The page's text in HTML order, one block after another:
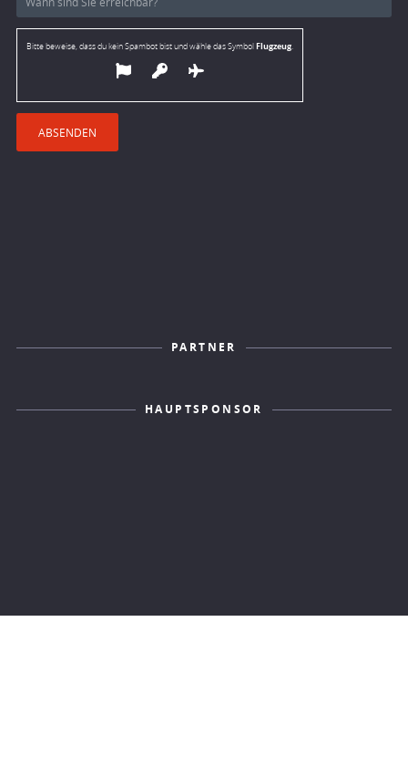
Bitte beweise, dass du kein Spambot bist und wähle das SymbolFlugzeug.
PARTNER
HAUPTSPONSOR